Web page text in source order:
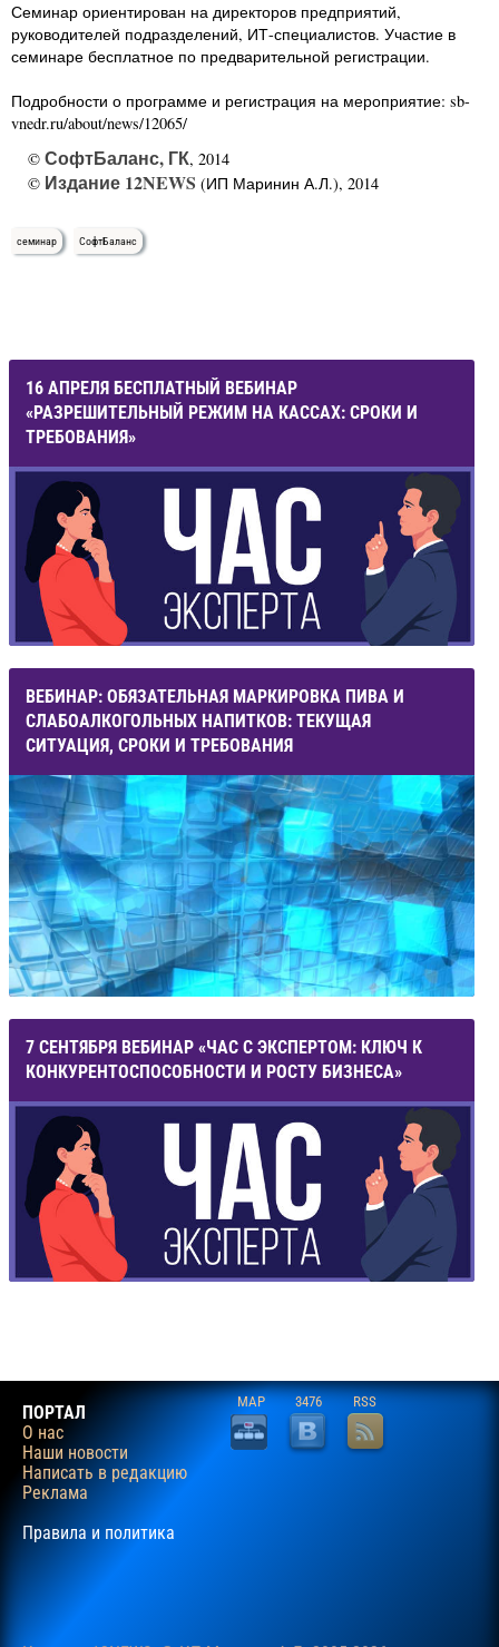
Семинар ориентирован на директоров предприятий,
руководителей подразделений, ИТ-специалистов. Участие в
семинаре бесплатное по предварительной регистрации.
Подробности о программе и регистрация на мероприятие: sb-
vnedr.ru/about/news/12065/
© СофтБаланс, ГК, 2014
© Издание 12NEWS (ИП Маринин А.Л.), 2014
семинар СофтБаланс
16 АПРЕЛЯ БЕСПЛАТНЫЙ ВЕБИНАР
«РАЗРЕШИТЕЛЬНЫЙ РЕЖИМ НА КАССАХ: СРОКИ И
ТРЕБОВАНИЯ»
ВЕБИНАР: ОБЯЗАТЕЛЬНАЯ МАРКИРОВКА ПИВА И
СЛАБОАЛКОГОЛЬНЫХ НАПИТКОВ: ТЕКУЩАЯ
СИТУАЦИЯ, СРОКИ И ТРЕБОВАНИЯ
7 СЕНТЯБРЯ ВЕБИНАР «ЧАС С ЭКСПЕРТОМ: КЛЮЧ К
КОНКУРЕНТОСПОСОБНОСТИ И РОСТУ БИЗНЕСА»
ПОРТАЛ
О нас
Наши новости
Написать в редакцию
Реклама
Правила и политика
MAP 3476 RSS